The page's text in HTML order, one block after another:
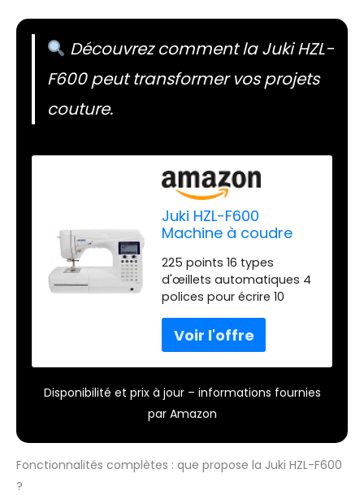
Découvrez comment la Juki HZL-
F600 peut transformer vos projets
couture.
Juki HZL-F600
Machine à coudre
225 points 16 types
d'œillets automatiques 4
polices pour écrire 10
mémoires de 70 points
Tranchant automatique
et genouillère
Disponibilité et prix à jour – informations fournies
par Amazon
Fonctionnalités complètes : que propose la Juki HZL-F600
?